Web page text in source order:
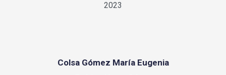
2023
Colsa Gómez María Eugenia